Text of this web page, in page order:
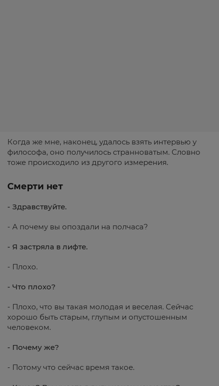
Когда же мне, наконец, удалось взять интервью у
философа, оно получилось странноватым. Словно
тоже происходило из другого измерения.
Смерти нет
- Здравствуйте.
- А почему вы опоздали на полчаса?
- Я застряла в лифте.
- Плохо.
- Что плохо?
- Плохо, что вы такая молодая и веселая. Сейчас
хорошо быть старым, глупым и опустошенным
человеком.
- Почему же?
- Потому что сейчас время такое.